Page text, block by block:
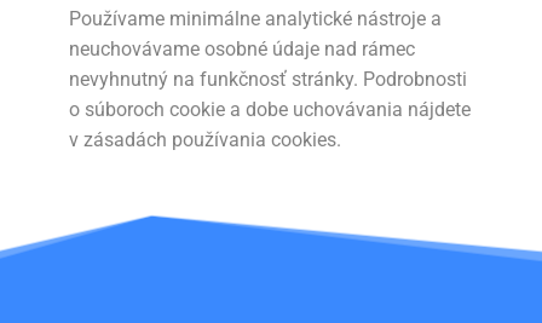
Používame minimálne analytické nástroje a
neuchovávame osobné údaje nad rámec
nevyhnutný na funkčnosť stránky. Podrobnosti
o súboroch cookie a dobe uchovávania nájdete
v zásadách používania cookies.